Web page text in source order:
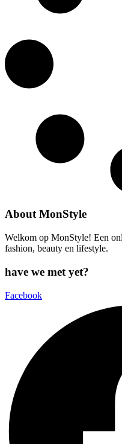
About MonStyle
Welkom op MonStyle! Een
fashion, beauty en lifestyle.
have we met yet?
Facebook